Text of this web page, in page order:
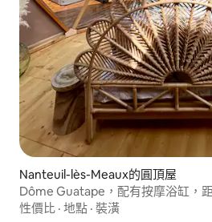
Nanteuil-lès-Meaux的圓頂屋
Dôme Guatape，配有按摩浴缸，
性價比 · 地點 · 裝潢